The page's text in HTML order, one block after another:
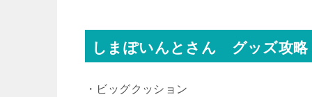
しまぽいんとさん グッズ攻略
・ビッグクッション